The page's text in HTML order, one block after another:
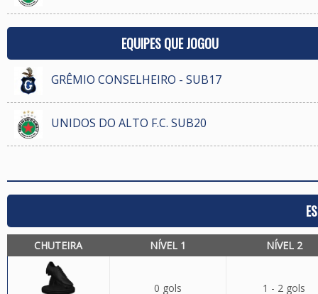
EQUIPES QUE JOGOU
GRÊMIO CONSELHEIRO - SUB17
UNIDOS DO ALTO F.C. SUB20
CHUTEIRA NÍVEL 1 NÍVEL 2
0 gols 1 - 2 gols